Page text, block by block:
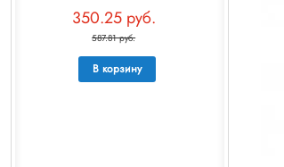
350.25 руб.
587.81 руб.
В корзину